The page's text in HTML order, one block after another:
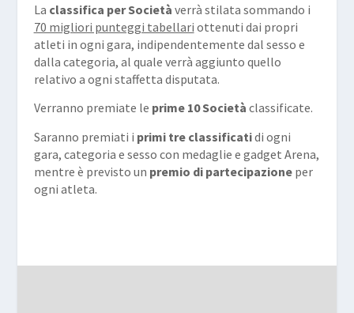
La classifica per Società verrà stilata sommando i
70 migliori punteggi tabellari ottenuti dai propri
atleti in ogni gara, indipendentemente dal sesso e
dalla categoria, al quale verrà aggiunto quello
relativo a ogni staffetta disputata.
Verranno premiate le prime 10 Società classificate.
Saranno premiati i primi tre classificatidi ogni
gara, categoria e sesso con medaglie e gadget Arena,
mentre è previsto un premio di partecipazioneper
ogni atleta.